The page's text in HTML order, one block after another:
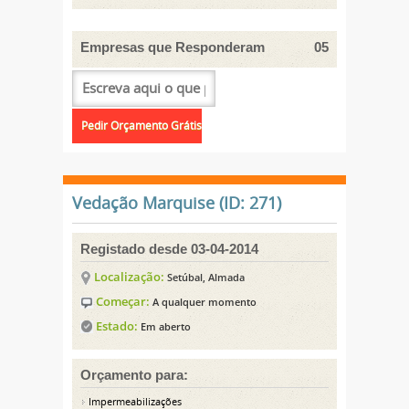
Empresas que Responderam 05
Vedação Marquise (ID: 271)
Registado desde 03-04-2014
Localização: Setúbal, Almada
Começar: A qualquer momento
Estado: Em aberto
Orçamento para:
Impermeabilizações